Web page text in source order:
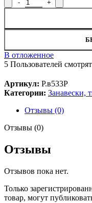
В отложенное
5 Пользователей
Артикул: Р.в533Р
Категории: Занавески,
Отзывы (0)
Отзывы (0)
Отзывы
Отзывов пока нет.
Только
товар, могут